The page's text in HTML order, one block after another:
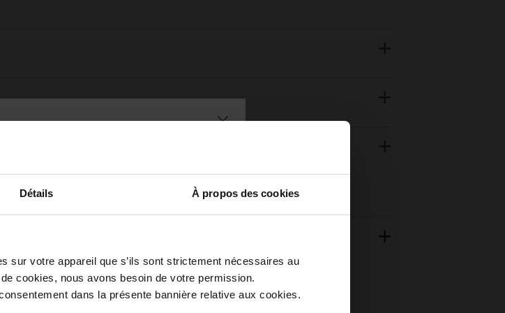
Détails À propos des cookies
sur votre appareil que s’ils sont strictement nécessaires au
cookies, nous avons besoin de votre permission.
dans la présente bannière relative aux cookies.
votre pays